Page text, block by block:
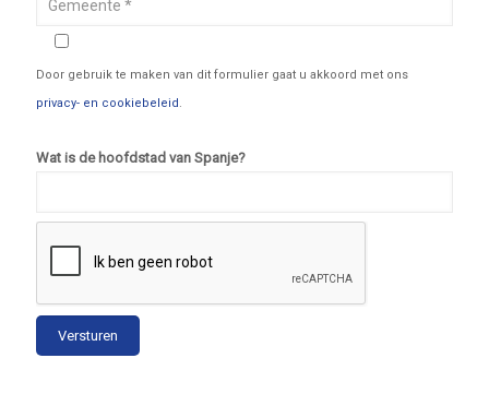
Door gebruik te maken van dit formulier gaat u akkoord met ons
privacy- en cookiebeleid.
Wat is de hoofdstad van Spanje?